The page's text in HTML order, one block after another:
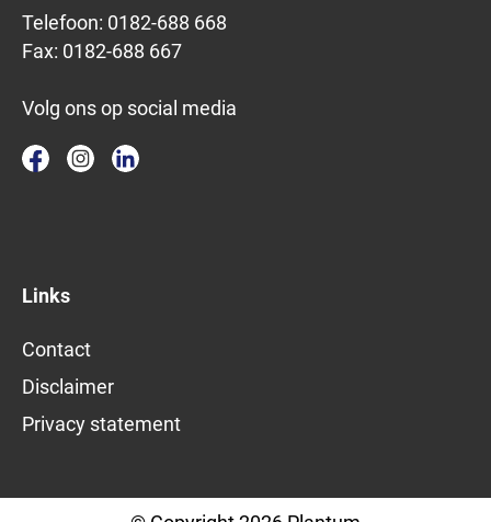
Telefoon: 0182-688 668
Fax: 0182-688 667
Volg ons op social media
Links
Contact
Disclaimer
Privacy statement